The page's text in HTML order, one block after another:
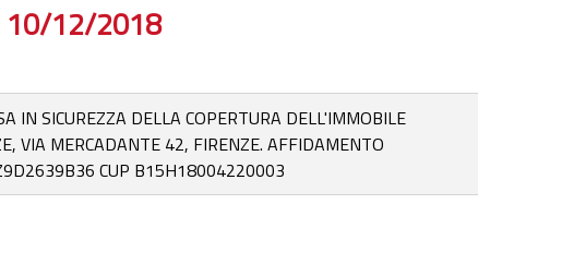
10/12/2018
IN SICUREZZA DELLA COPERTURA DELL'IMMOBILE
VIA MERCADANTE 42, FIRENZE. AFFIDAMENTO
CUP B15H18004220003